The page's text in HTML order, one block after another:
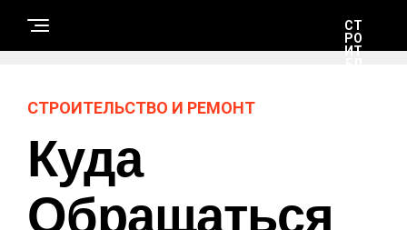
СТ
РО
ИТ
СТРОИТЕЛЬСТВО И РЕМОНТ
Куда